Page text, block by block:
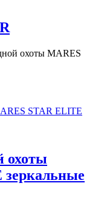
охоты MARES
охоты